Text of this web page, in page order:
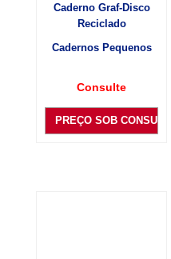
Caderno Graf-Disco
Reciclado
Cadernos Pequenos
Consulte
PREÇO SOB CONSULTA